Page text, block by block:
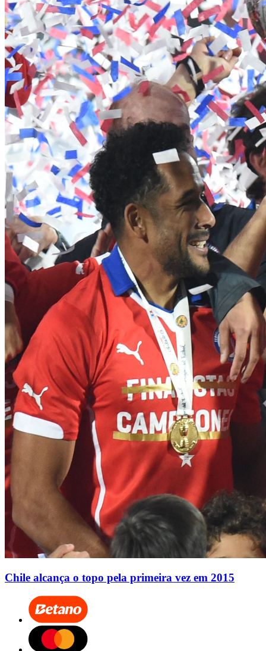
Chile alcança o topo pela primeira vez em 2015